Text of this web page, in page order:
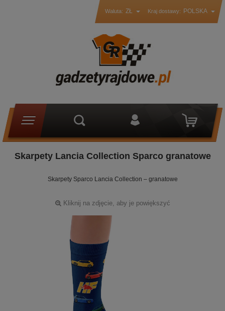
Waluta: ZŁ Kraj dostawy: POLSKA
Skarpety Lancia Collection Sparco granatowe
Skarpety Sparco Lancia Collection – granatowe
Kliknij na zdjęcie, aby je powiększyć